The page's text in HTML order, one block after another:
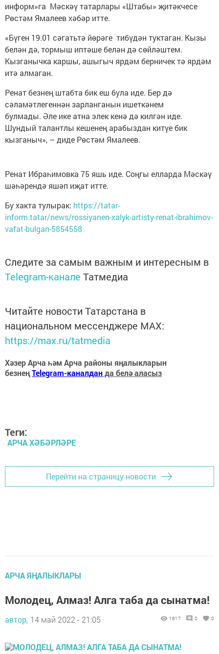
информ»га Мәскәү татарлары «Штабы» җитәкчесе
Рөстәм Ямалеев хәбәр итте.
«Бүген 19.01 сәгатьтә йөрәге тибүдән туктаган. Кызы
белән дә, тормыш иптәше белән дә сөйләштем.
Кызганычка каршы, ашыгыч ярдәм берничек тә ярдәм
итә алмаган.
Ренат безнең штабта бик еш була иде. Бер дә
сәламәтлегеннән зарланганын ишеткәнем
булмады. Әле ике атна элек кенә дә килгән иде.
Шундый талантлы кешенең арабыздан китүе бик
кызганыч», – диде Рөстәм Ямалеев.
Ренат Ибраһимовка 75 яшь иде. Соңгы елларда Мәскәү
шәһәрендә яшәп иҗат итте.
Бу хакта тулырак: https://tatar-
inform.tatar/news/rossiyanen-xalyk-artisty-renat-ibrahimov-
vafat-bulgan-5854558
Следите за самым важным и интересным в
Telegram-канале Татмедиа
Читайте новости Татарстана в
национальном мессенджере MАХ:
https://max.ru/tatmedia
Хәзер Арча һәм Арча районы яңалыкларын
безнеңTelegram-каналданда белә аласыз
Теги:
АРЧА ХӘБӘРЛӘРЕ
Перейти на страницу новости
АРЧА ЯҢАЛЫКЛАРЫ
Молодец, Алмаз! Алга таба да сынатма!
автор, 14 май 2022 - 21:05 1617 0 0